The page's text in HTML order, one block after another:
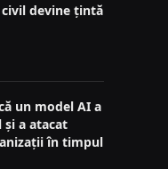
devine țintă
un model AI a
și a atacat
în timpul